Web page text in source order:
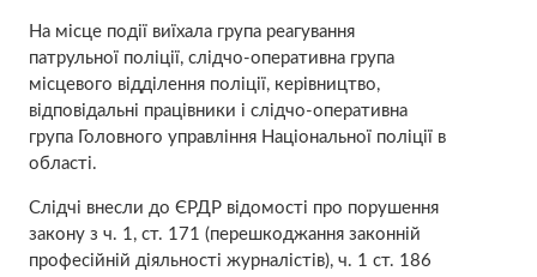
На місце події виїхала група реагування
патрульної поліції, слідчо-оперативна група
місцевого відділення поліції, керівництво,
відповідальні працівники і слідчо-оперативна
група Головного управління Національної поліції в
області.
Слідчі внесли до ЄРДР відомості про порушення
закону з ч. 1, ст. 171 (перешкоджання законній
професійній діяльності журналістів), ч. 1 ст. 186